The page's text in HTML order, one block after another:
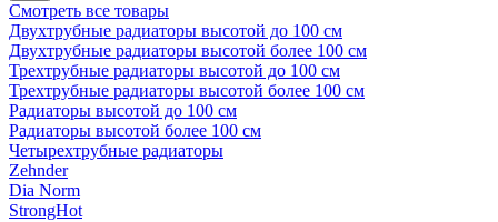
Смотреть все товары
Двухтрубные радиаторы высотой до 100 см
Двухтрубные радиаторы высотой более 100 см
Трехтрубные радиаторы высотой до 100 см
Трехтрубные радиаторы высотой более 100 см
Радиаторы высотой до 100 см
Радиаторы высотой более 100 см
Четырехтрубные радиаторы
Zehnder
Dia Norm
StrongHot